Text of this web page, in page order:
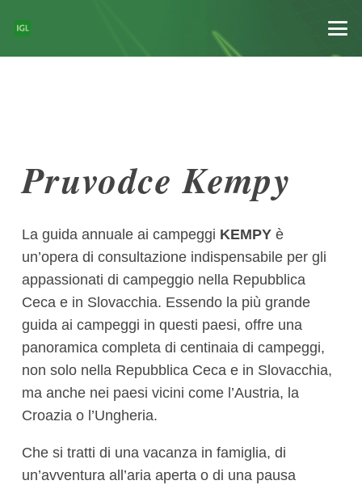
Pruvodce Kempy
La guida annuale ai campeggi KEMPY è
un’opera di consultazione indispensabile per gli
appassionati di campeggio nella Repubblica
Ceca e in Slovacchia. Essendo la più grande
guida ai campeggi in questi paesi, offre una
panoramica completa di centinaia di campeggi,
non solo nella Repubblica Ceca e in Slovacchia,
ma anche nei paesi vicini come l’Austria, la
Croazia o l’Ungheria.
Che si tratti di una vacanza in famiglia, di
un’avventura all’aria aperta o di una pausa